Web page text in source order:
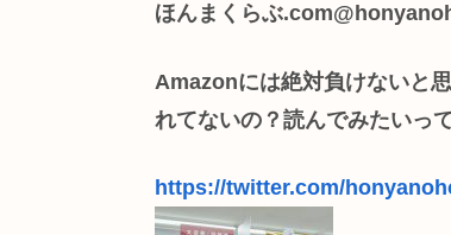
ほんまくらぶ
Amazonには絶対負けないと
れてないの？読んでみたいっ
https://twitter.com/